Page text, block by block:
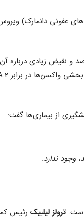
ضد و نقیض زیادی درباره
ترولز لیلبیک رئیس